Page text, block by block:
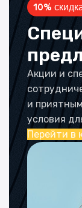
10%
Акции и
и
условия
Перейти в